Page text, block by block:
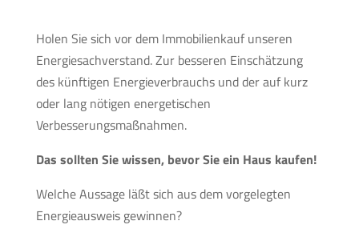
Holen Sie sich vor dem Immobilienkauf unseren
Energiesachverstand. Zur besseren Einschätzung
des künftigen Energieverbrauchs und der auf kurz
oder lang nötigen energetischen
Verbesserungsmaßnahmen.
Das sollten Sie wissen, bevor Sie ein Haus kaufen!
Welche Aussage läßt sich aus dem vorgelegten
Energieausweis gewinnen?